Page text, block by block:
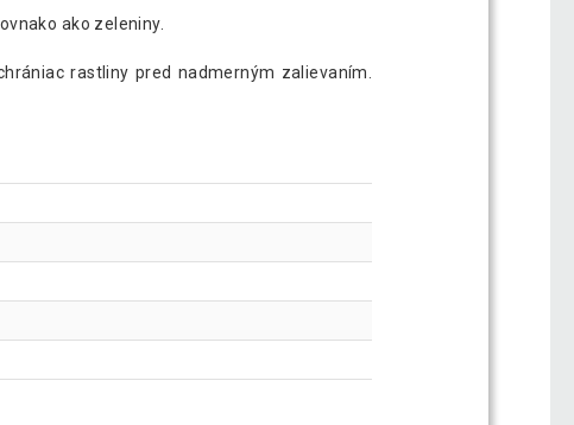
ako zeleniny.
rastliny pred nadmerným zalievaním.